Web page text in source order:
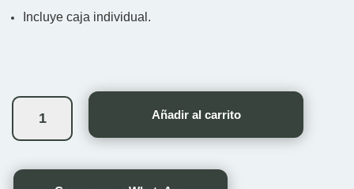
Incluye caja individual.
Pulsera
Siempre
Contigo
Añadir al carrito